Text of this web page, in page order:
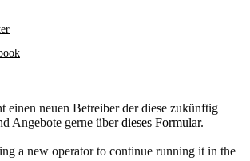
einen neuen Betreiber der diese zukünftig
Angebote gerne überdieses Formular.
a new operator to continue running it in the